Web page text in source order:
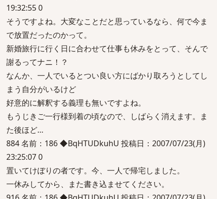
19:32:55 0
そうですよね。大変なことだと思っているなら、何で今ま
で放置だったのかって。
新婚旅行に行く日に合わせて仕事も休みをとって、そんで
謝るってナニ！？
なんか、一人でいるとつい良い方にばかり取ろうとしてし
まう自分がいるけど
好意的に解釈する義理も無いですよね。
もうじきご一行様到着の頃なので、しばらく消えます。ま
た後ほど…
884 名前：186 ◆BqHTUDkuhU 投稿日：2007/07/23(月)
23:25:07 0
置いてけぼりの者です。今、一人で帰宅しました。
一休みしてから、また書き込ませてください。